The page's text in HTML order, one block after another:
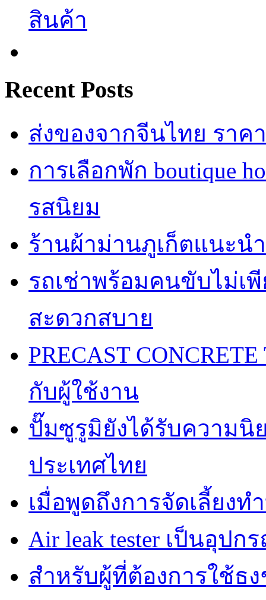
สินค้า
Recent Posts
ส่งของจากจีนไทย ราค
การเลือกพัก boutique
รสนิยม
ร้านผ้าม่านภูเก็ตแนะน
รถเช่าพร้อมคนขับไม่เ
สะดวกสบาย
PRECAST
กับผู้ใช้งาน
ปั๊มซูรูมิยังได้รับความนิ
ประเทศไทย
เมื่อพูดถึงการจัดเลี้ยง
Air leak tester เป็นอุป
สำหรับผู้ที่ต้องการใช้ธ